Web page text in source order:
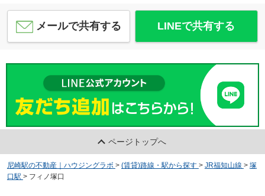
メールで共有する LINEで共有する
ページトップへ
尼崎駅の不動産｜ハウジングラボ > (賃貸)路線・駅から探す > JR福知山線 > 塚
口駅 > フィノ塚口